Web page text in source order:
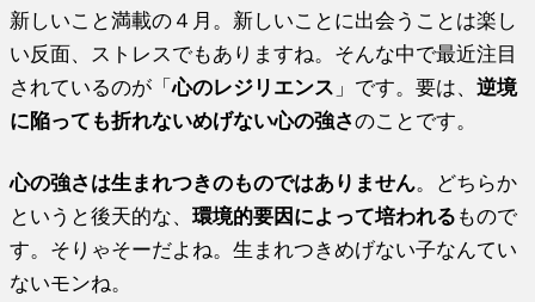
新しいこと満載の４月。新しいことに出会うことは楽し
い反面、ストレスでもありますね。そんな中で最近注目
されているのが「心のレジリエンス 」です。要は、逆境
に陥っても折れないめげない心の強さのことです。
心の強さは生まれつきのものではありません。どちらか
というと後天的な、環境的要因によって培われる もので
す。そりゃそーだよね。生まれつきめげない子なんてい
ないモンね。